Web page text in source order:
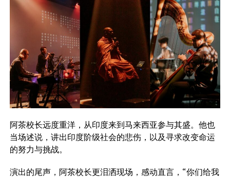
阿茶校长远度重洋，从印度来到马来西亚参与其盛。他也
当场述说，讲出印度阶级社会的悲伤，以及寻求改变命运
的努力与挑战。
演出的尾声，阿茶校长更泪洒现场，感动直言，“你们给我